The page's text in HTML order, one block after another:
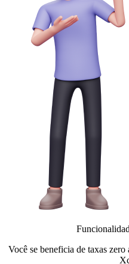
Você se beneficia de taxas